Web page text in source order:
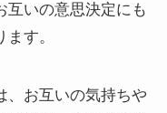
互いの意思決定にも
す。
、お互いの気持ちや